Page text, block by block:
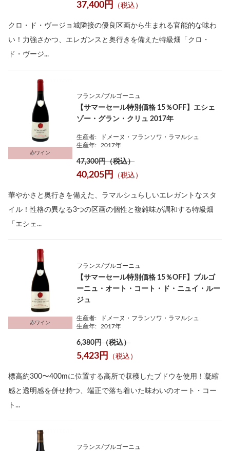
37,400円 （税込）
クロ・ド・ヴージョ城隣接の優良区画から生まれる官能的な味わ
い！力強さかつ、エレガンスと奥行きを備えた特級畑「クロ・
ド・ヴージ...
赤ワイン
フランス/ブルゴーニュ
【サマーセール特別価格 15％OFF】エシェ
ゾー・グラン・クリュ 2017年
生産者:
ドメーヌ・フランソワ・ラマルシュ
生産年:
2017年
47,300円（税込）
40,205円 （税込）
華やかさと奥行きを備えた、ラマルシュらしいエレガントなスタ
イル！性格の異なる3つの区画の個性と複雑味が調和する特級畑
「エシェ...
赤ワイン
フランス/ブルゴーニュ
【サマーセール特別価格 15％OFF】ブルゴ
ーニュ・オート・コート・ド・ニュイ・ルー
ジュ
生産者:
ドメーヌ・フランソワ・ラマルシュ
生産年:
2017年
6,380円（税込）
5,423円 （税込）
標高約300〜400mに位置する高所で収穫したブドウを使用！凝縮
感と透明感を併せ持つ、端正で落ち着いた味わいのオート・コー
ト...
フランス/ブルゴーニュ